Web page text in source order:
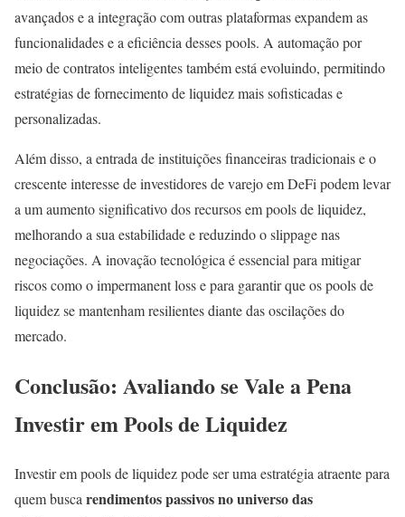
avançados e a integração com outras plataformas expandem as
funcionalidades e a eficiência desses pools. A automação por
meio de contratos inteligentes também está evoluindo, permitindo
estratégias de fornecimento de liquidez mais sofisticadas e
personalizadas.
Além disso, a entrada de instituições financeiras tradicionais e o
crescente interesse de investidores de varejo em DeFi podem levar
a um aumento significativo dos recursos em pools de liquidez,
melhorando a sua estabilidade e reduzindo o slippage nas
negociações. A inovação tecnológica é essencial para mitigar
riscos como o impermanent loss e para garantir que os pools de
liquidez se mantenham resilientes diante das oscilações do
mercado.
Conclusão: Avaliando se Vale a Pena
Investir em Pools de Liquidez
Investir em pools de liquidez pode ser uma estratégia atraente para
quem busca rendimentos passivos no universo das